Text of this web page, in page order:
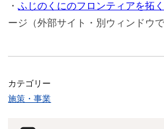
・ふじのくにのフロンティアを拓
ージ（外部サイト・別ウィンドウ
カテゴリー
施策・事業